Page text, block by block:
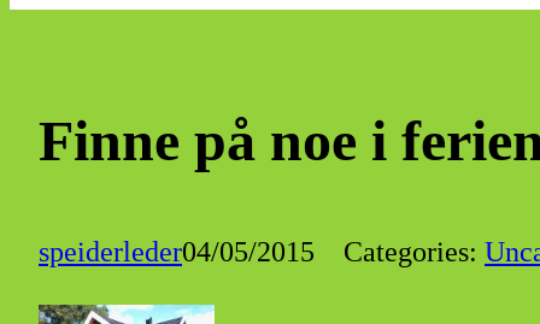
Finne på noe i
speiderleder04/05/2015 Categories: